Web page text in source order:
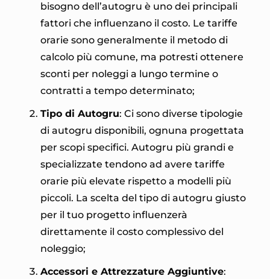
bisogno dell’autogru è uno dei principali
fattori che influenzano il costo. Le tariffe
orarie sono generalmente il metodo di
calcolo più comune, ma potresti ottenere
sconti per noleggi a lungo termine o
contratti a tempo determinato;
Tipo di Autogru: Ci sono diverse tipologie
di autogru disponibili, ognuna progettata
per scopi specifici. Autogru più grandi e
specializzate tendono ad avere tariffe
orarie più elevate rispetto a modelli più
piccoli. La scelta del tipo di autogru giusto
per il tuo progetto influenzerà
direttamente il costo complessivo del
noleggio;
Accessori e Attrezzature Aggiuntive: